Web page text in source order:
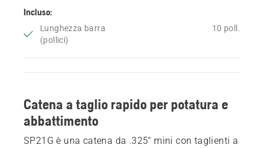
Incluso:
Lunghezza barra
(pollici)
10 poll.
Catena a taglio rapido per potatura e
abbattimento
SP21G è una catena da .325" mini con taglienti a